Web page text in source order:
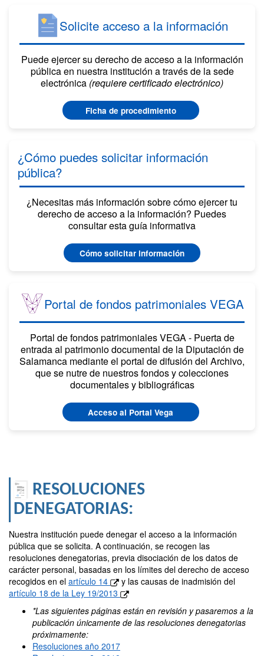
Solicite acceso a la información
Puede ejercer su derecho de acceso a la información
pública en nuestra institución a través de la sede
electrónica (requiere certificado electrónico)
Ficha de procedimiento
¿Cómo puedes solicitar información
pública?
¿Necesitas más información sobre cómo ejercer tu
derecho de acceso a la información? Puedes
consultar esta guía informativa
Cómo solicitar información
Portal de fondos patrimoniales VEGA
Portal de fondos patrimoniales VEGA - Puerta de
entrada al patrimonio documental de la Diputación de
Salamanca mediante el portal de difusión del Archivo,
que se nutre de nuestros fondos y colecciones
documentales y bibliográficas
Acceso al Portal Vega
RESOLUCIONES
DENEGATORIAS:
Nuestra institución puede denegar el acceso a la información
pública que se solicita. A continuación, se recogen las
resoluciones denegatorias, previa disociación de los datos de
carácter personal, basadas en los límites del derecho de acceso
recogidos en el artículo 14
y las causas de inadmisión del
artículo 18 de la Ley 19/2013
*Las siguientes páginas están en revisión y pasaremos a la
publicación únicamente de las resoluciones denegatorias
próximamente:
Resoluciones año 2017